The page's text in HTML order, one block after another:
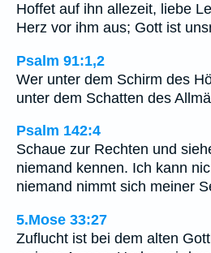
Hoffet auf ihn allezeit, liebe
Herz vor ihm aus; Gott ist
Psalm 91:1,2
Wer unter dem Schirm des
unter dem Schatten des
Psalm 142:4
Schaue zur Rechten und
niemand kennen. Ich kann
niemand nimmt sich meiner
5.Mose 33:27
Zuflucht ist bei dem alten